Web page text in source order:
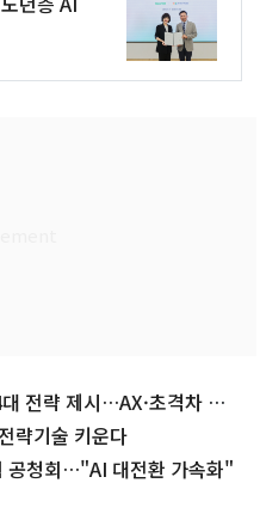
전략 제시…AX·초격차 선
략기술 키운다
공청회…"AI 대전환 가속화"